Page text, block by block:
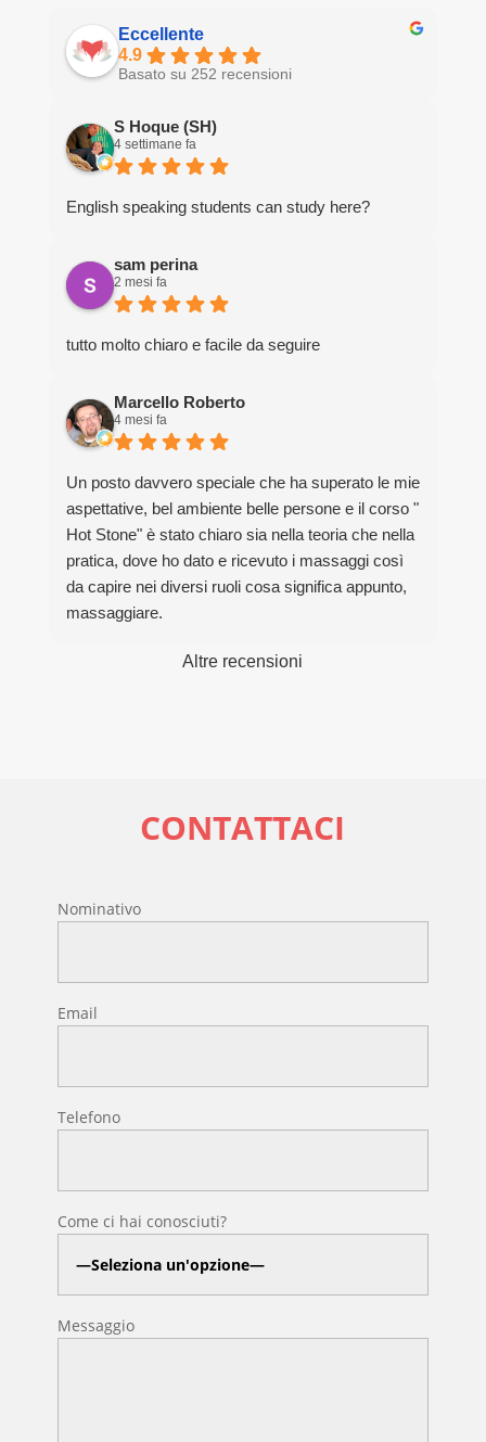
Eccellente
4.9
Basato su 252 recensioni
S Hoque (SH)
4 settimane fa
English speaking students can study here?
sam perina
2 mesi fa
tutto molto chiaro e facile da seguire
Marcello Roberto
4 mesi fa
Un posto davvero speciale che ha superato le mie
aspettative, bel ambiente belle persone e il corso "
Hot Stone" è stato chiaro sia nella teoria che nella
pratica, dove ho dato e ricevuto i massaggi così
da capire nei diversi ruoli cosa significa appunto,
massaggiare.
Altre recensioni
CONTATTACI
Nominativo
Email
Telefono
Come ci hai conosciuti?
Messaggio